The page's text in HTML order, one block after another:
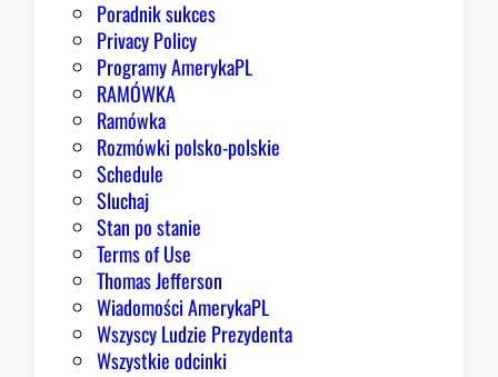
Poradnik sukces
Privacy Policy
Programy AmerykaPL
RAMÓWKA
Ramówka
Rozmówki polsko-polskie
Schedule
Sluchaj
Stan po stanie
Terms of Use
Thomas Jefferson
Wiadomości AmerykaPL
Wszyscy Ludzie Prezydenta
Wszystkie odcinki